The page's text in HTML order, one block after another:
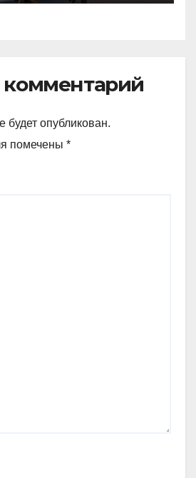
комментарий
опубликован.
помечены *